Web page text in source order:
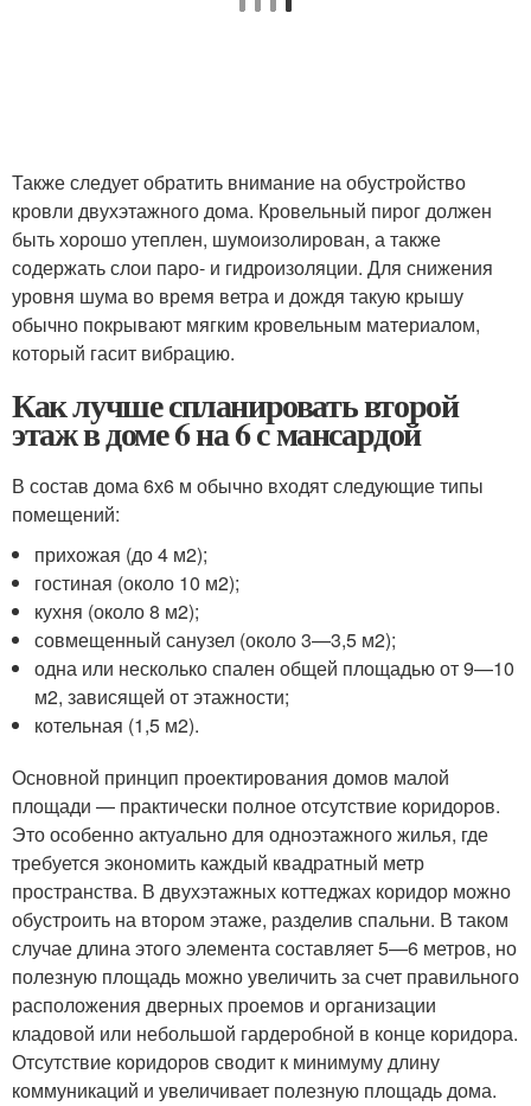
Также следует обратить внимание на обустройство
кровли двухэтажного дома. Кровельный пирог должен
быть хорошо утеплен, шумоизолирован, а также
содержать слои паро- и гидроизоляции. Для снижения
уровня шума во время ветра и дождя такую крышу
обычно покрывают мягким кровельным материалом,
который гасит вибрацию.
Как лучше спланировать второй
этаж в доме 6 на 6 с мансардой
В состав дома 6х6 м обычно входят следующие типы
помещений:
прихожая (до 4 м2);
гостиная (около 10 м2);
кухня (около 8 м2);
совмещенный санузел (около 3—3,5 м2);
одна или несколько спален общей площадью от 9—10
м2, зависящей от этажности;
котельная (1,5 м2).
Основной принцип проектирования домов малой
площади — практически полное отсутствие коридоров.
Это особенно актуально для одноэтажного жилья, где
требуется экономить каждый квадратный метр
пространства. В двухэтажных коттеджах коридор можно
обустроить на втором этаже, разделив спальни. В таком
случае длина этого элемента составляет 5—6 метров, но
полезную площадь можно увеличить за счет правильного
расположения дверных проемов и организации
кладовой или небольшой гардеробной в конце коридора.
Отсутствие коридоров сводит к минимуму длину
коммуникаций и увеличивает полезную площадь дома.